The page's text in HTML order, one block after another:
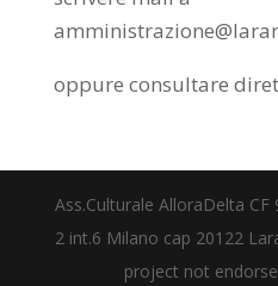
oppure consultare
Ass.Culturale AlloraDelta
2 int.6 Milano cap 20122
project not